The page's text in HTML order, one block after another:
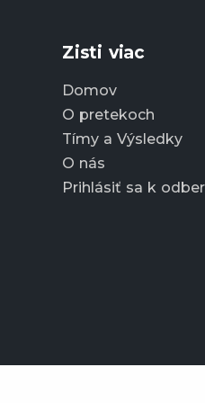
Zisti viac
Domov
O pretekoch
Tímy a Výsledky
O nás
Prihlásiť sa k